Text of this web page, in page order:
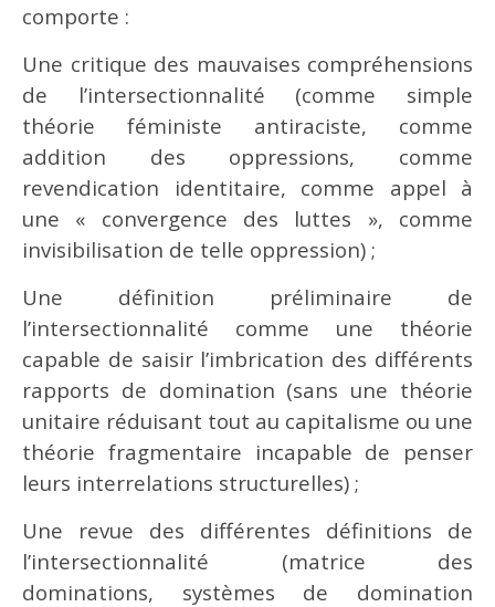
comporte :
Une critique des mauvaises compréhensions
de l’intersectionnalité (comme simple
théorie féministe antiraciste, comme
addition des oppressions, comme
revendication identitaire, comme appel à
une « convergence des luttes », comme
invisibilisation de telle oppression) ;
Une définition préliminaire de
l’intersectionnalité comme une théorie
capable de saisir l’imbrication des différents
rapports de domination (sans une théorie
unitaire réduisant tout au capitalisme ou une
théorie fragmentaire incapable de penser
leurs interrelations structurelles) ;
Une revue des différentes définitions de
l’intersectionnalité (matrice des
dominations, systèmes de domination